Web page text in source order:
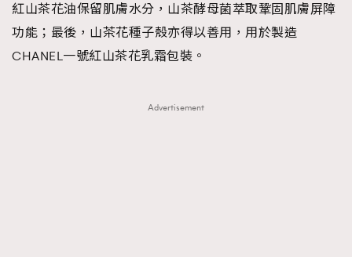
紅山茶花油保留肌膚水分，山茶酵母菌萃取鞏固肌膚屏障
功能；最後，山茶花種子殼亦得以善用，用於製造
CHANEL一號紅山茶花乳霜包裝。
Advertisement